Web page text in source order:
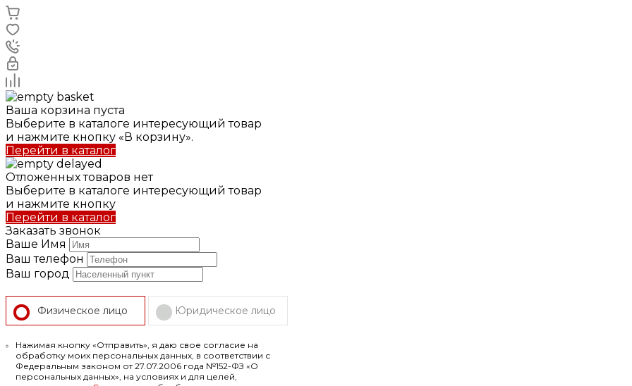
Ваша корзина пуста
Выберите в каталоге интересующий товар
и нажмите кнопку «В корзину».
Перейти в каталог
Отложенных товаров нет
Выберите в каталоге интересующий товар
и нажмите кнопку
Перейти в каталог
Заказать звонок
Ваше Имя
Ваш телефон
Ваш город
Физическое лицо Юридическое лицо
Нажимая кнопку «Отправить», я даю свое согласие на
обработку моих персональных данных, в соответствии с
Федеральным законом от 27.07.2006 года №152-ФЗ «О
персональных данных», на условиях и для целей,